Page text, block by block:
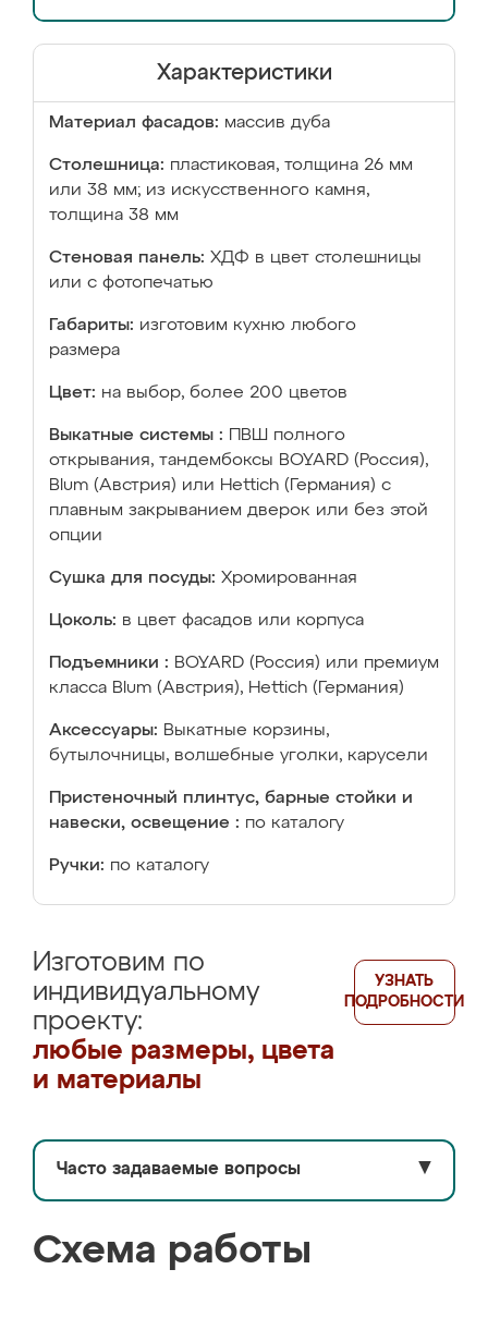
Характеристики
Материал фасадов: массив дуба
Столешница: пластиковая, толщина 26 мм
или 38 мм; из искусственного камня,
толщина 38 мм
Стеновая панель: ХДФ в цвет столешницы
или с фотопечатью
Габариты: изготовим кухню любого
размера
Цвет: на выбор, более 200 цветов
Выкатные системы :
ПВШ полного
открывания, тандембоксы BOYARD (Россия),
Blum (Австрия) или Hettich (Германия) с
плавным закрыванием дверок или без этой
опции
Сушка для посуды: Хромированная
Цоколь: в цвет фасадов или корпуса
Подъемники : BOYARD (Россия) или премиум
класса Blum (Австрия), Hettich (Германия)
Аксессуары: Выкатные корзины,
бутылочницы, волшебные уголки, карусели
Пристеночный плинтус, барные стойки и
навески, освещение : по каталогу
Ручки: по каталогу
Изготовим по
индивидуальному
проекту:
любые размеры, цвета
и материалы
УЗНАТЬ
ПОДРОБНОСТИ
Часто задаваемые вопросы ▼
Схема работы